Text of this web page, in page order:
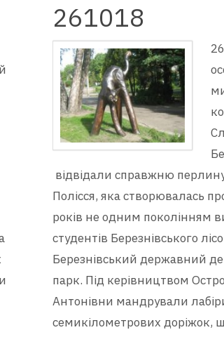
261018
відвідали справжню
Полісся, яка створювалась
років не одним поколінням
студентів Березнівського
Березнівський державний
парк. Під керівництвом
Антонівни мандрували
семикілометрових доріжок,